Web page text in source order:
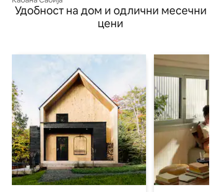
Удобност на дом и одлични месечни
цени